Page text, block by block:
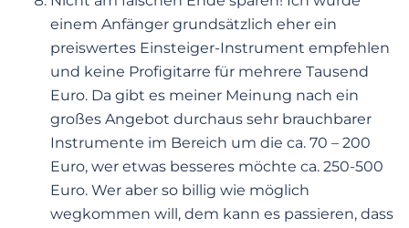
einem Anfänger grundsätzlich eher ein
preiswertes Einsteiger-Instrument empfehlen
und keine Profigitarre für mehrere Tausend
Euro. Da gibt es meiner Meinung nach ein
großes Angebot durchaus sehr brauchbarer
Instrumente im Bereich um die ca. 70 – 200
Euro, wer etwas besseres möchte ca. 250-500
Euro. Wer aber so billig wie möglich
wegkommen will, dem kann es passieren, dass